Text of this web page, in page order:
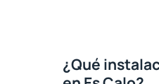
¿Qué